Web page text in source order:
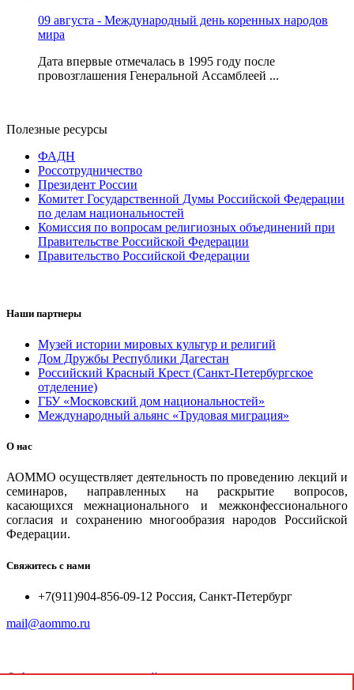
09 августа - Международный день коренных народов
мира
Дата впервые отмечалась в 1995 году после
провозглашения Генеральной Ассамблеей ...
Полезные ресурсы
ФАДН
Россотрудничество
Президент России
Комитет Государственной Думы Российской Федерации
по делам национальностей
Комиссия по вопросам религиозных объединений при
Правительстве Российской Федерации
Правительство Российской Федерации
Наши партнеры
Музей истории мировых культур и религий
Дом Дружбы Республики Дагестан
Российский Красный Крест (Санкт-Петербургское
отделение)
ГБУ «Московский дом национальностей»
Международный альянс «Трудовая миграция»
О нас
АОММО осуществляет деятельность по проведению лекций и
семинаров, направленных на раскрытие вопросов,
касающихся межнационального и межконфессионального
согласия и сохранению многообразия народов Российской
Федерации.
Свяжитесь с нами
+7(911)904-856-09-12 Россия, Санкт-Петербург
mail@aommo.ru
© Ассоциация организаций по реализации национальных